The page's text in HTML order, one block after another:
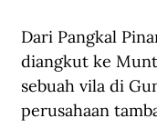
Dari Pangkal
diangkut ke
sebuah vila di
perusahaan